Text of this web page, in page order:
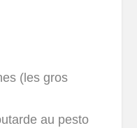
(les gros
au pesto